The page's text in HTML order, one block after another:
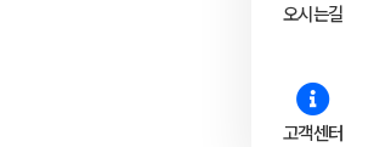
오시는길
고객센터